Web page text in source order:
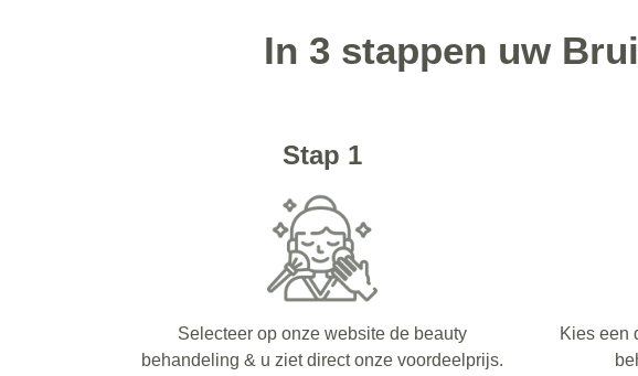
In 3 stappen uw
Stap 1
Selecteer op onze website de beauty
behandeling & u ziet direct onze voordeelprijs.
Kies een